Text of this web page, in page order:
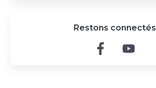
Restons connectés